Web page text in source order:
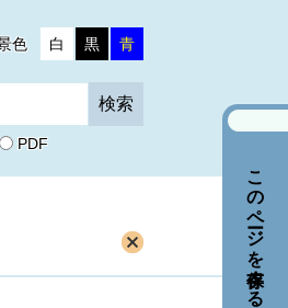
色 白 黒 青
PDF
このページを保存する